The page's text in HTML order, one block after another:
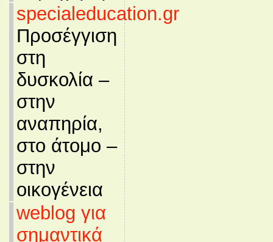
specialeducation.gr
Προσέγγιση
στη
δυσκολία –
στην
αναπηρία,
στο άτομο –
στην
οικογένεια
weblog για
σημαντικά